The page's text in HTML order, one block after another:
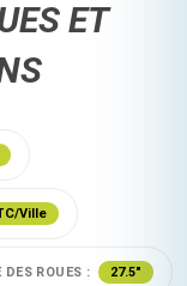
ET
Ville
DES ROUES : 27.5"